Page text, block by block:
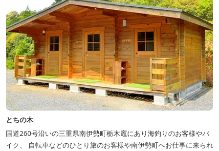
とちの木
国道260号沿いの三重県南伊勢町栃木竈にあり海釣りのお客様やバ
イク、 自転車などのひとり旅のお客様や南伊勢町へお仕事に来られ